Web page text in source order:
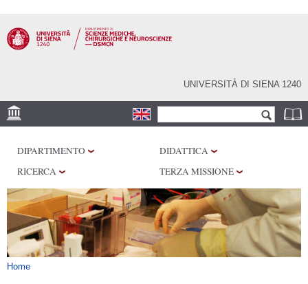
contenuto
principale
UNIVERSITÀ DI SIENA 1240
Form di ricerca
CENTRI DI RICERCA
LABORATORI
BIBLIOTECHE
SERVIZI
DIPARTIMENTO
DIDATTICA
RICERCA
TERZA MISSIONE
Tu sei qui
Home